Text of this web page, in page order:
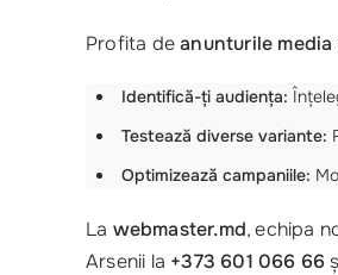
Profita deanunturile
Identifică-ți audiența:
Testează diverse variante:
Optimizează campaniile:
La webmaster.md, echipa
Arsenii la +373 601 066 66